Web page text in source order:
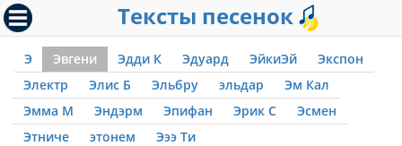
Тексты песенок
Э Эвгени Эдди К Эдуард ЭйкиЭй
Экспон
Электр
Элис Б Эльбру эльдар
Эм Кал
Эмма М
Эндэрм Эпифан Эрик С
Эсмен
Этниче
этонем Эээ Ти